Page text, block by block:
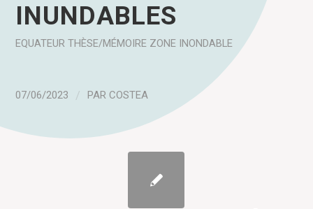
INUNDABLES
EQUATEUR THÈSE/MÉMOIRE ZONE INONDABLE
07/06/2023 / PAR COSTEA